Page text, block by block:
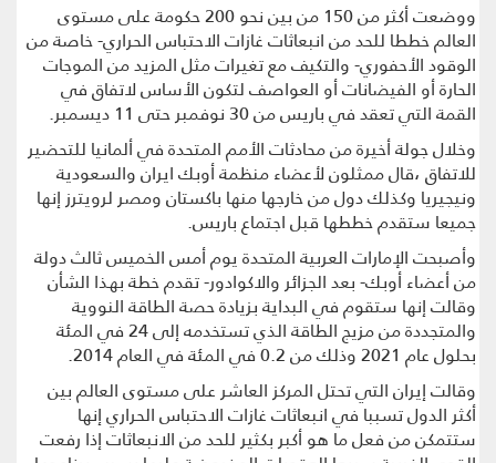
ووضعت أكثر من 150 من بين نحو 200 حكومة على مستوى
العالم خططا للحد من انبعاثات غازات الاحتباس الحراري- خاصة من
الوقود الأحفوري- والتكيف مع تغيرات مثل المزيد من الموجات
الحارة أو الفيضانات أو العواصف لتكون الأساس لاتفاق في
القمة التي تعقد في باريس من 30 نوفمبر حتى 11 ديسمبر.
وخلال جولة أخيرة من محادثات الأمم المتحدة في ألمانيا للتحضير
للاتفاق ،قال ممثلون لأعضاء منظمة أوبك ايران والسعودية
ونيجيريا وكذلك دول من خارجها منها باكستان ومصر لرويترز إنها
جميعا ستقدم خططها قبل اجتماع باريس.
وأصبحت الإمارات العربية المتحدة يوم أمس الخميس ثالث دولة
من أعضاء أوبك- بعد الجزائر والاكوادور- تقدم خطة بهذا الشأن
وقالت إنها ستقوم في البداية بزيادة حصة الطاقة النووية
والمتجددة من مزيج الطاقة الذي تستخدمه إلى 24 في المئة
بحلول عام 2021 وذلك من 0.2 في المئة في العام 2014.
وقالت إيران التي تحتل المركز العاشر على مستوى العالم بين
أكثر الدول تسببا في انبعاثات غازات الاحتباس الحراري إنها
ستتمكن من فعل ما هو أكبر بكثير للحد من الانبعاثات إذا رفعت